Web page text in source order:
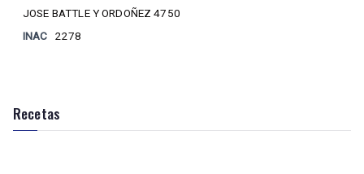
JOSE BATTLE Y ORDOÑEZ 4750
INAC
2278
Recetas